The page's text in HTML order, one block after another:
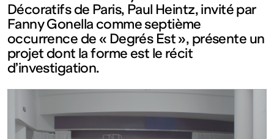
Metz
Fermé
Entrée
Décoratifs de Paris, Paul Heintz, invité par
Fanny Gonella comme septième
occurrence de « Degrés Est », présente un
projet dont la forme est le récit
d’investigation.